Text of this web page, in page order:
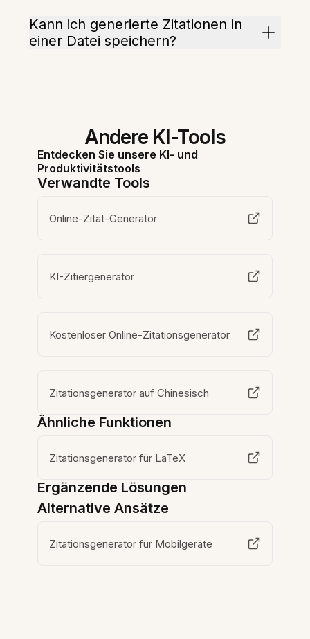
Kann ich generierte Zitationen in
einer Datei speichern?
Andere KI-Tools
Entdecken Sie unsere KI- und
Produktivitätstools
Verwandte Tools
Online-Zitat-Generator
KI-Zitiergenerator
Kostenloser Online-Zitationsgenerator
Zitationsgenerator auf Chinesisch
Ähnliche Funktionen
Zitationsgenerator für LaTeX
Ergänzende Lösungen
Alternative Ansätze
Zitationsgenerator für Mobilgeräte